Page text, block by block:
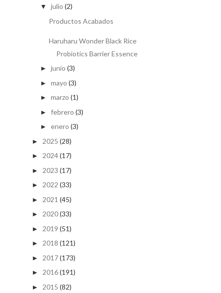
▼ julio (2)
Productos Acabados
Haruharu Wonder Black Rice
Probiotics Barrier Essence
► junio (3)
► mayo (3)
► marzo (1)
► febrero (3)
► enero (3)
► 2025 (28)
► 2024(17)
► 2023 (17)
► 2022 (33)
► 2021 (45)
► 2020(33)
► 2019 (51)
► 2018 (121)
► 2017(173)
► 2016(191)
► 2015 (82)